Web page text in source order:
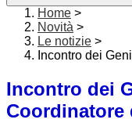
Home >
Novità >
Le notizie >
Incontro dei
Incontro dei
Coordinatore